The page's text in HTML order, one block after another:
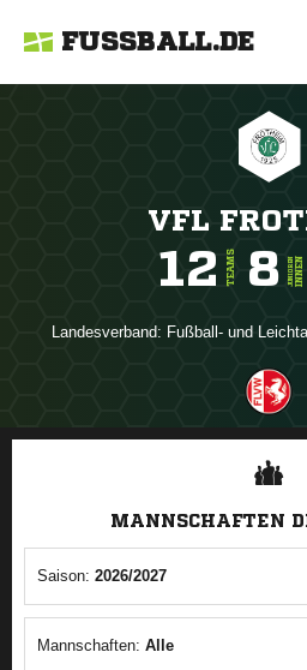
FUSSBALL.DE
VFL
12 TEAMS 8 JUNIORENINNEN
Landesverband: Fußball- und
ANZEIGE
MANNSCHAFTEN
Saison: 2026/2027
Mannschaften: Alle